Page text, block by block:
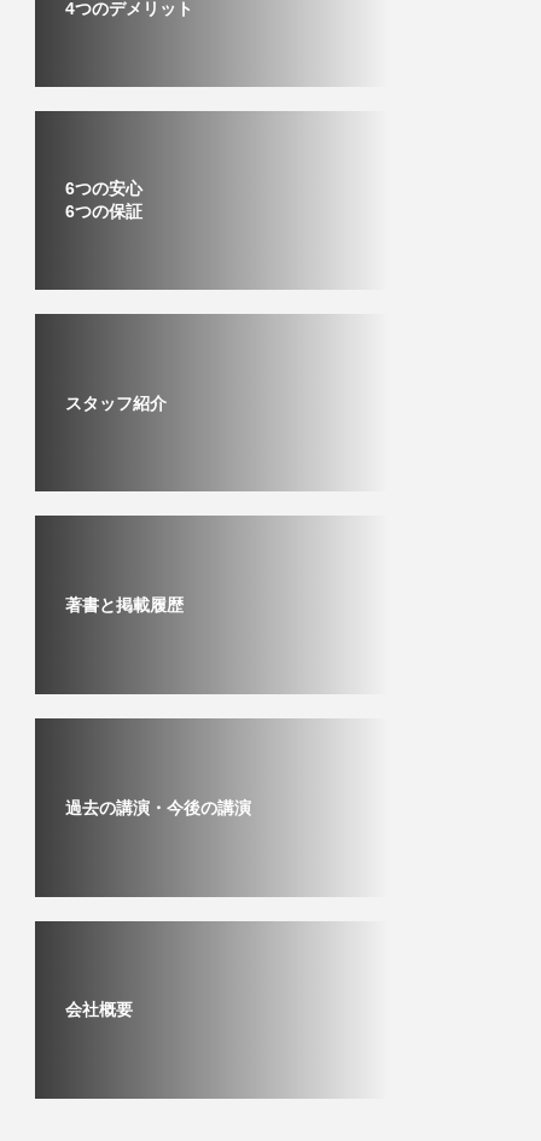
4つのデメリット
6つの安心
6つの保証
スタッフ紹介
著書と掲載履歴
過去の講演・今後の講演
会社概要